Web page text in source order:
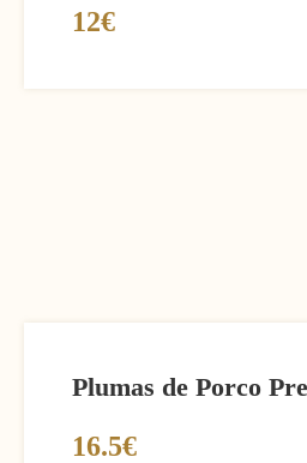
12€
Plumas de Porco
16.5€